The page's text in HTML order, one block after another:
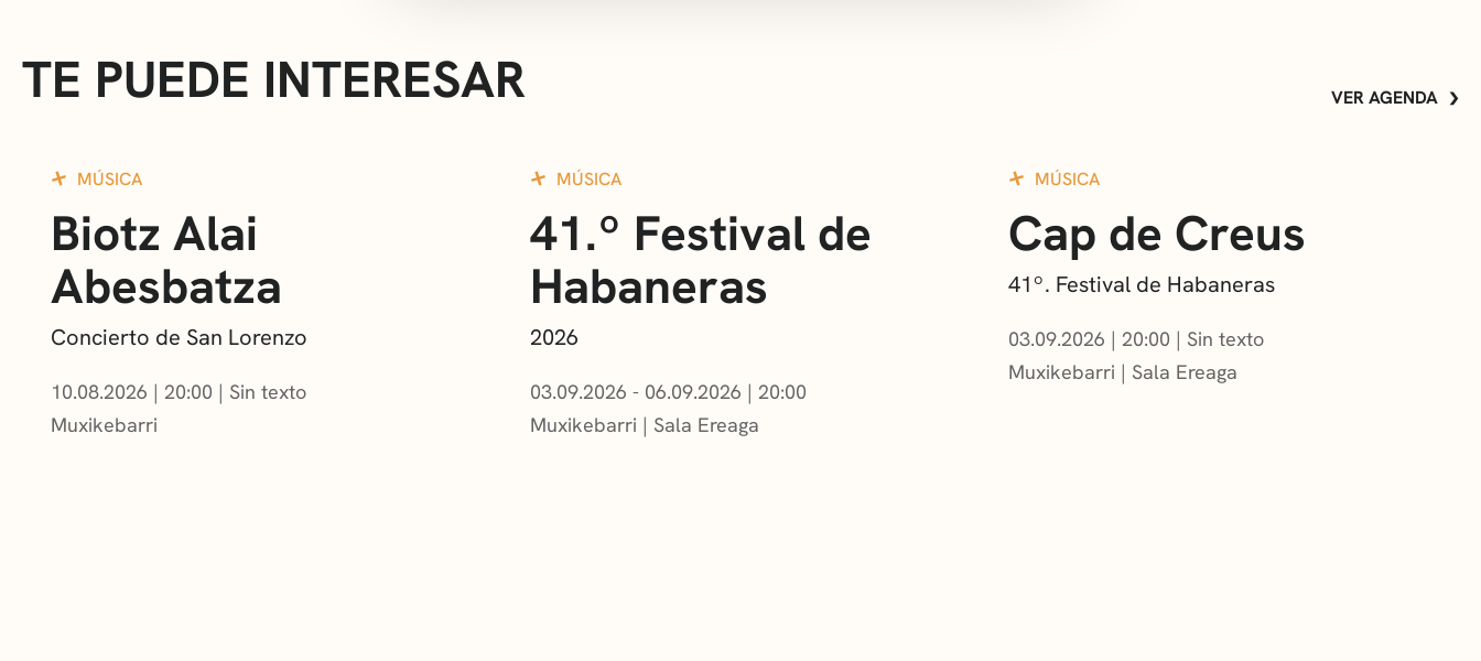
TE PUEDE INTERESAR VER AGENDA
MÚSICA
Biotz Alai
Abesbatza
Concierto de San Lorenzo
10.08.2026 | 20:00
Sin texto
Muxikebarri
MÚSICA
41.º Festival de
Habaneras
2026
03.09.2026 - 06.09.2026 | 20:00
Muxikebarri | Sala Ereaga
MÚSICA
Cap de Creus
41º. Festival de Habaneras
03.09.2026 | 20:00
Sin texto
Muxikebarri | Sala Ereaga